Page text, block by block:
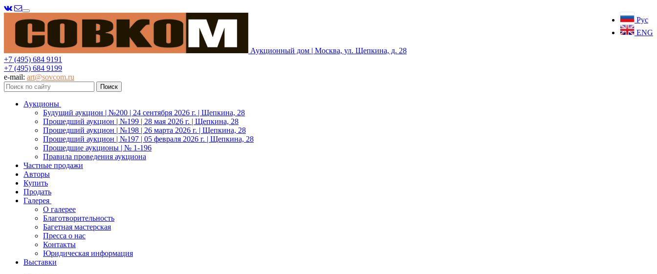
Рус
ENG
Меню
Аукционный дом | Москва, ул. Щепкина, д. 28
+7 (495) 684 9191
+7 (495) 684 9199
e-mail: art@sovcom.ru
Аукционы
Будущий аукцион | №200 | 24 сентября 2026 г. | Щепкина, 28
Прошедший аукцион | №199 | 28 мая 2026 г. | Щепкина, 28
Прошедший аукцион | №198 | 26 марта 2026 г. | Щепкина, 28
Прошедший аукцион | №197 | 05 февраля 2026 г. | Щепкина, 28
Прошедшие аукционы | № 1-196
Правила проведения аукциона
Частные продажи
Авторы
Купить
Продать
Галерея
О галерее
Благотворительность
Багетная мастерская
Пресса о нас
Контакты
Юридическая информация
Выставки